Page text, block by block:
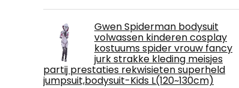
Gwen Spiderman bodysuit
volwassen kinderen cosplay
kostuums spider vrouw fancy
jurk strakke kleding meisjes
partij prestaties rekwisieten superheld
jumpsuit,bodysuit-Kids L(120~130cm)